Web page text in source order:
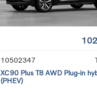
10502347
XC90 Plus T8 AWD Plug-in
(PHEV)